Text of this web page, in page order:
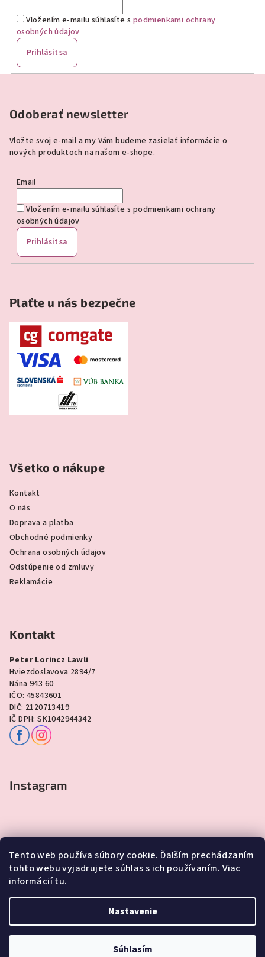
Tento web používa súbory cookie. Ďalším prechádzaním
tohto webu vyjadrujete súhlas s ich používaním. Viac
informáciítu.
Nastavenie
Súhlasím
Vložením e-mailu súhlasíte s podmienkami ochrany
osobných údajov
Prihlásiť sa
Odoberať newsletter
Vložte svoj e-mail a my Vám budeme zasielať informácie o
nových produktoch na našom e-shope.
Email
Vložením e-mailu súhlasíte s podmienkami ochrany
osobných údajov
Prihlásiť sa
Plaťte u nás bezpečne
Všetko o nákupe
Kontakt
O nás
Doprava a platba
Obchodné podmienky
Ochrana osobných údajov
Odstúpenie od zmluvy
Reklamácie
Kontakt
Peter Lorincz Lawli
Hviezdoslavova 2894/7
Nána 943 60
IČO: 45843601
DIČ: 2120713419
IČ DPH: SK1042944342
Instagram
Sledovať na Instagrame